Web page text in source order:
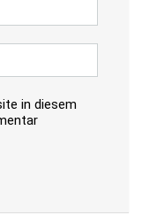
in diesem